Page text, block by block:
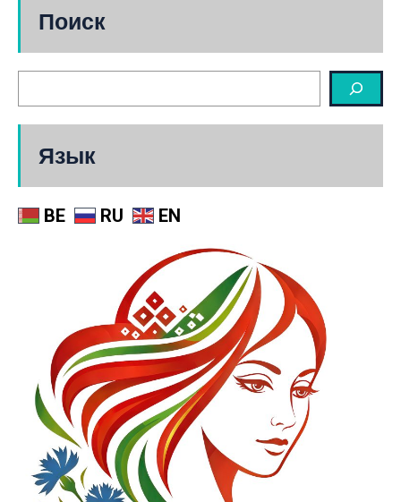
Поиск
Язык
BE RU EN